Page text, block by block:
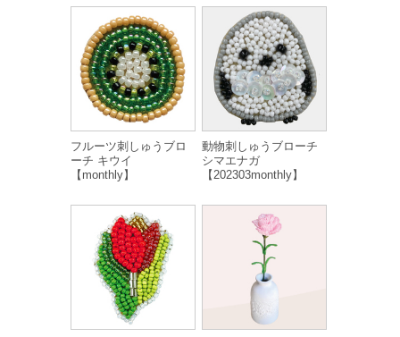
フルーツ刺しゅうブロ
ーチ キウイ
【monthly】
動物刺しゅうブローチ
シマエナガ
【202303monthly】